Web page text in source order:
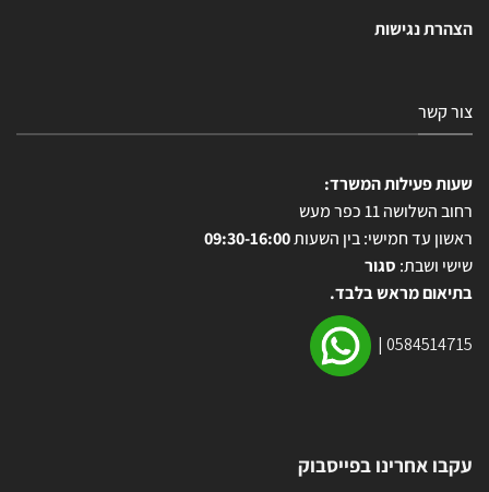
הצהרת נגישות
צור קשר
שעות פעילות המשרד:
רחוב השלושה 11 כפר מעש
ראשון עד חמישי: בין השעות09:30-16:00
שישי ושבת: סגור
בתיאום מראש בלבד.
0584514715
|
עקבו אחרינו בפייסבוק